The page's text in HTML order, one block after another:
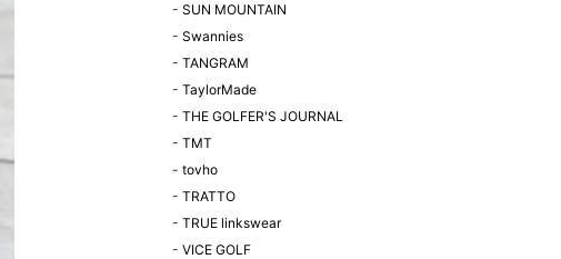
- SUN MOUNTAIN
- Swannies
- TANGRAM
- TaylorMade
- THE GOLFER'S JOURNAL
- TMT
- tovho
- TRATTO
- TRUE linkswear
- VICE GOLF